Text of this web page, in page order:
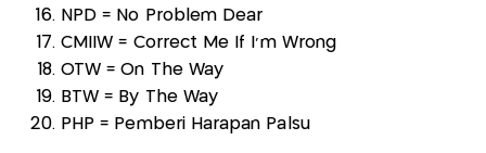
NPD = No Problem Dear
CMIIW = Correct Me If I’m Wrong
OTW = On The Way
BTW = By The Way
PHP = Pemberi Harapan Palsu